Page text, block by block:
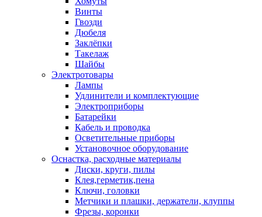
Винты
Гвозди
Дюбеля
Заклёпки
Такелаж
Шайбы
Электротовары
Лампы
Удлинители и комплектующие
Электроприборы
Батарейки
Кабель и проводка
Осветительные приборы
Установочное оборудование
Оснастка, расходные материалы
Диски, круги, пилы
Клея,герметик,пена
Ключи, головки
Метчики и плашки, держатели, клуппы
Фрезы, коронки